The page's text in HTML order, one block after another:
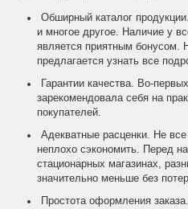
Обширный каталог
и многое другое. Наличие у
является приятным бонусом.
предлагается узнать все
Гарантии качества. Во-
зарекомендовала себя на
покупателей.
Адекватные расценки. Не
неплохо сэкономить. Перед
стационарных магазинах,
значительно меньше без
Простота оформления